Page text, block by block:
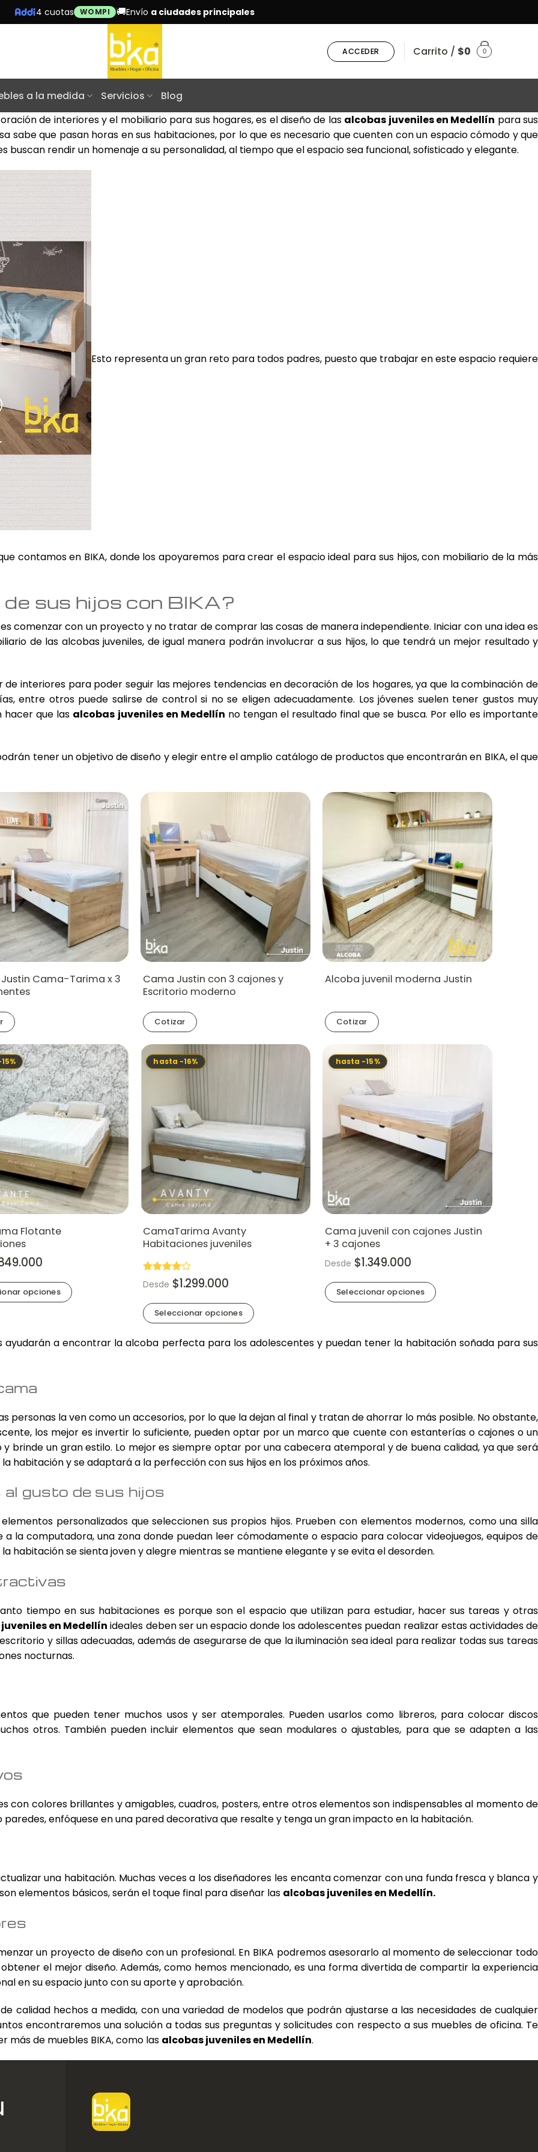
4 cuotas WOMPI 🚚Envío a ciudades principales
ACCEDER Carrito / $0 0
a la medida Servicios
Blog
de interiores y el mobiliario para sus hogares, es el diseño de las alcobas juveniles en Medellín para sus
sabe que pasan horas en sus habitaciones, por lo que es necesario que cuenten con un espacio cómodo y que
buscan rendir un homenaje a su personalidad, al tiempo que el espacio sea funcional, sofisticado y elegante.
Esto representa un gran reto para todos padres, puesto que trabajar en este espacio requiere
contamos en BIKA, donde los apoyaremos para crear el espacio ideal para sus hijos, con mobiliario de la más
sus hijos con BIKA?
comenzar con un proyecto y no tratar de comprar las cosas de manera independiente. Iniciar con una idea es
de las alcobas juveniles, de igual manera podrán involucrar a sus hijos, lo que tendrá un mejor resultado y
interiores para poder seguir las mejores tendencias en decoración de los hogares, ya que la combinación de
entre otros puede salirse de control si no se eligen adecuadamente. Los jóvenes suelen tener gustos muy
hacer que las alcobas juveniles en Medellín no tengan el resultado final que se busca. Por ello es importante
tener un objetivo de diseño y elegir entre el amplio catálogo de productos que encontrarán en BIKA, el que
Cama-Tarima x 3
Cama Justin con 3 cajones y
Escritorio moderno
Cotizar
Alcoba juvenil moderna Justin
Cotizar
Flotante
opciones
hasta -16%
CamaTarima Avanty
Habitaciones juveniles
Valorado
en4de
Desde $1.299.000
Seleccionar opciones
producto
opciones
elegir
en
página
producto
hasta -15%
Cama juvenil con cajones Justin
+ 3 cajones
Desde $1.349.000
Seleccionar opciones
múltiples
pueden
elegir
en
la
ayudarán a encontrar la alcoba perfecta para los adolescentes y puedan tener la habitación soñada para sus
la ven como un accesorios, por lo que la dejan al final y tratan de ahorrar lo más posible. No obstante,
los mejor es invertir lo suficiente, pueden optar por un marco que cuente con estanterías o cajones o un
brinde un gran estilo. Lo mejor es siempre optar por una cabecera atemporal y de buena calidad, ya que será
habitación y se adaptará a la perfección con sus hijos en los próximos años.
gusto de sus hijos
personalizados que seleccionen sus propios hijos. Prueben con elementos modernos, como una silla
la computadora, una zona donde puedan leer cómodamente o espacio para colocar videojuegos, equipos de
habitación se sienta joven y alegre mientras se mantiene elegante y se evita el desorden.
tiempo en sus habitaciones es porque son el espacio que utilizan para estudiar, hacer sus tareas y otras
en Medellín ideales deben ser un espacio donde los adolescentes puedan realizar estas actividades de
y sillas adecuadas, además de asegurarse de que la iluminación sea ideal para realizar todas sus tareas
nocturnas.
que pueden tener muchos usos y ser atemporales. Pueden usarlos como libreros, para colocar discos
otros. También pueden incluir elementos que sean modulares o ajustables, para que se adapten a las
con colores brillantes y amigables, cuadros, posters, entre otros elementos son indispensables al momento de
enfóquese en una pared decorativa que resalte y tenga un gran impacto en la habitación.
una habitación. Muchas veces a los diseñadores les encanta comenzar con una funda fresca y blanca y
elementos básicos, serán el toque final para diseñar las alcobas juveniles en Medellín.
un proyecto de diseño con un profesional. En BIKA podremos asesorarlo al momento de seleccionar todo
el mejor diseño. Además, como hemos mencionado, es una forma divertida de compartir la experiencia
en su espacio junto con su aporte y aprobación.
calidad hechos a medida, con una variedad de modelos que podrán ajustarse a las necesidades de cualquier
encontraremos una solución a todas sus preguntas y solicitudes con respecto a sus muebles de oficina. Te
más de muebles BIKA, como las alcobas juveniles en Medellín.